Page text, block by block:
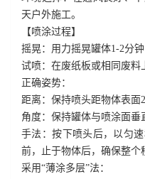
天户外施工。
【喷涂过程】
摇晃：用力摇晃罐体1-2分
试喷：在废纸板或相同废料
正确姿势：
距离：保持喷头距物体表面
角度：保持罐体与喷涂面垂
手法：按下喷头后，以匀
前，止于物体后，确保整个
采用“薄涂多层”法：